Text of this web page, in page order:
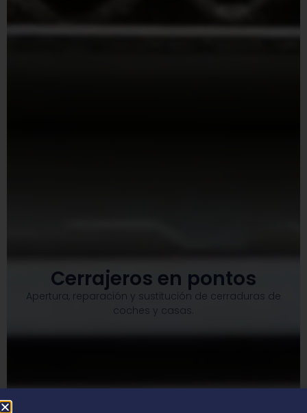
Cerrajeros en pontos
Apertura, reparación y sustitución de cerraduras de
coches y casas.​